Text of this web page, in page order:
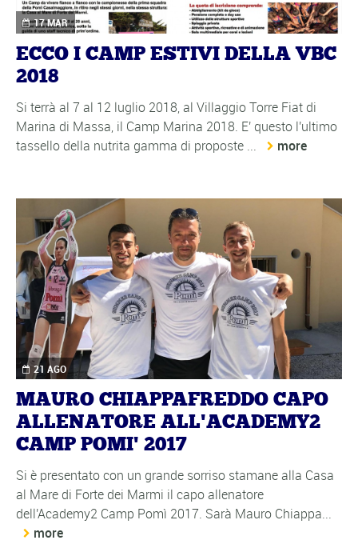
17 MAR
ECCO I CAMP ESTIVI DELLA VBC
2018
Si terrà al 7 al 12 luglio 2018, al Villaggio Torre Fiat di
Marina di Massa, il Camp Marina 2018. E' questo l'ultimo
tassello della nutrita gamma di proposte ...
more
21 AGO
MAURO CHIAPPAFREDDO CAPO
ALLENATORE ALL'ACADEMY2
CAMP POMI' 2017
Si è presentato con un grande sorriso stamane alla Casa
al Mare di Forte dei Marmi il capo allenatore
dell'Academy2 Camp Pomì 2017. Sarà Mauro Chiappa...
more